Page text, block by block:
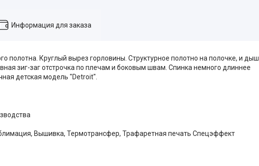
Информация для заказа
полотна. Круглый вырез горловины. Структурное полотно на полочке, и
зиг-заг отстрочка по плечам и боковым швам. Спинка немного длиннее
детская модель "Detroit".
Вышивка, Термотрансфер, Трафаретная печать Спецэффект